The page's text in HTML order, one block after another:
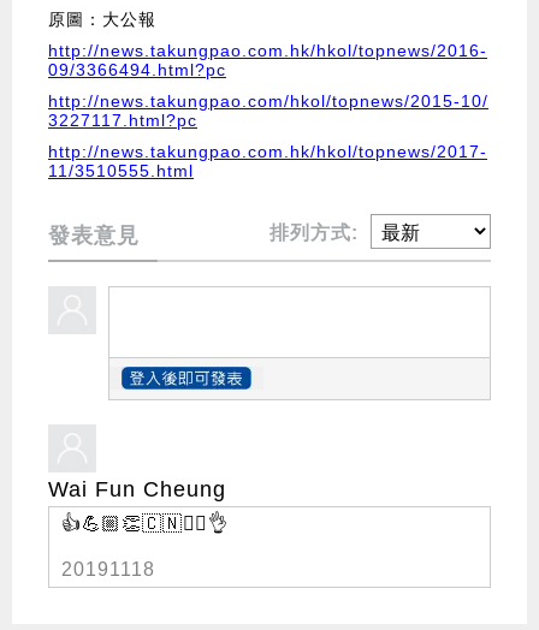
原圖：大公報
http://news.takungpao.com.hk/hkol/topnews/2016-
09/3366494.html?pc
http://news.takungpao.com/hkol/topnews/2015-10/
3227117.html?pc
http://news.takungpao.com.hk/hkol/topnews/2017-
11/3510555.html
發表意見 排列方式:
Wai Fun Cheung
👍💪🏼👏🇨🇳👮‍♀️👌
20191118